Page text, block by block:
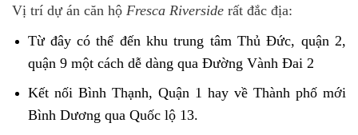
Vị trí dự án căn hộ Fresca Riverside rất đắc địa:
Từ đây có thể đến khu trung tâm Thủ Đức, quận 2,
quận 9 một cách dễ dàng qua Đường Vành Đai 2
Kết nối Bình Thạnh, Quận 1 hay về Thành phố mới
Bình Dương qua Quốc lộ 13.